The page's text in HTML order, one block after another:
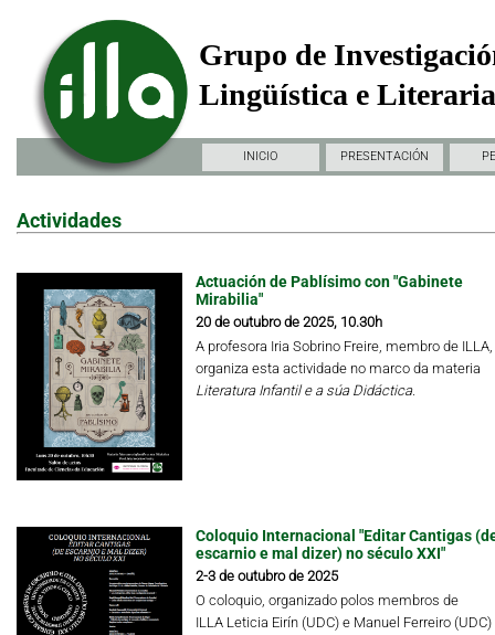
Grupo de
Lingüística e
INICIO PRESENTACIÓN
Actividades
Actuación de Pablísimo con "Gabinete
Mirabilia"
20 de outubro de 2025, 10.30h
A profesora Iria Sobrino Freire, membro de ILLA,
organiza esta actividade no marco da materia
Literatura Infantil e a súa Didáctica.
Coloquio Internacional "Editar Cantigas
escarnio e mal dizer) no século XXI"
2-3 de outubro de 2025
O coloquio, organizado polos membros de
ILLA Leticia Eirín (UDC) e Manuel Ferreiro (UDC)